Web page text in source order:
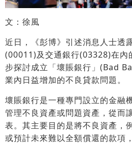
文：徐風
近日，《彭博》引述消息人士透
(00011)及交通銀行(03328)在內
步探討成立「壞賬銀行」(Bad
業內日益增加的不良貸款問題。
壞賬銀行是一種專門設立的金融
管理不良資產或問題資產，從而
表。其主要目的是將不良資產，
或預計未來難以全額償還的款項